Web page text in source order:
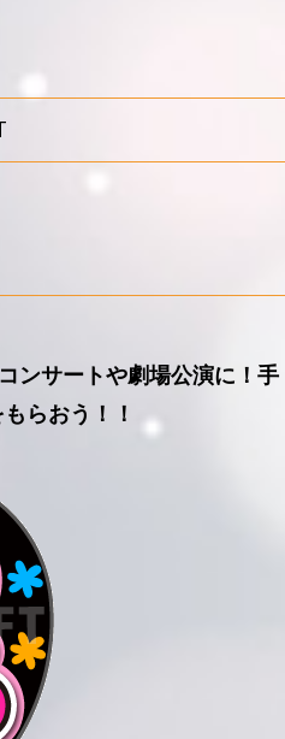
ンサートや劇場公演に！手
らおう！！